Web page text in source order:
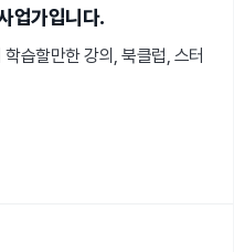
업가입니다.
습할만한 강의, 북클럽, 스터